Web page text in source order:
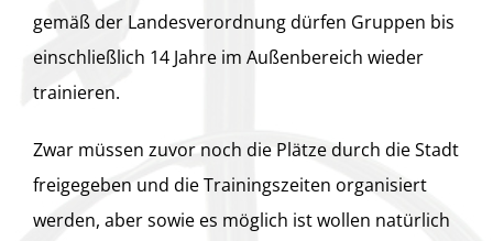
gemäß der Landesverordnung dürfen Gruppen bis
einschließlich 14 Jahre im Außenbereich wieder
trainieren.
Zwar müssen zuvor noch die Plätze durch die Stadt
freigegeben und die Trainingszeiten organisiert
werden, aber sowie es möglich ist wollen natürlich